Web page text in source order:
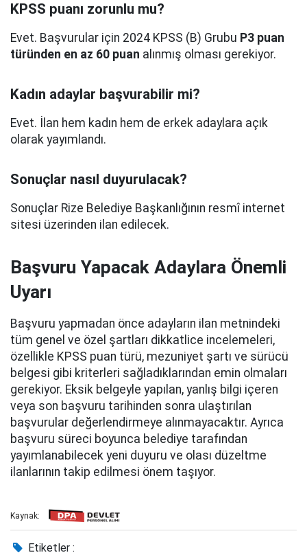
KPSS puanı zorunlu mu?
Evet. Başvurular için 2024 KPSS (B) Grubu P3 puan
türünden en az 60 puan alınmış olması gerekiyor.
Kadın adaylar başvurabilir mi?
Evet. İlan hem kadın hem de erkek adaylara açık
olarak yayımlandı.
Sonuçlar nasıl duyurulacak?
Sonuçlar Rize Belediye Başkanlığının resmî internet
sitesi üzerinden ilan edilecek.
Başvuru Yapacak Adaylara Önemli
Uyarı
Başvuru yapmadan önce adayların ilan metnindeki
tüm genel ve özel şartları dikkatlice incelemeleri,
özellikle KPSS puan türü, mezuniyet şartı ve sürücü
belgesi gibi kriterleri sağladıklarından emin olmaları
gerekiyor. Eksik belgeyle yapılan, yanlış bilgi içeren
veya son başvuru tarihinden sonra ulaştırılan
başvurular değerlendirmeye alınmayacaktır. Ayrıca
başvuru süreci boyunca belediye tarafından
yayımlanabilecek yeni duyuru ve olası düzeltme
ilanlarının takip edilmesi önem taşıyor.
Kaynak:
Etiketler :